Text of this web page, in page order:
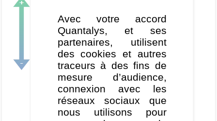
Haussier
Baissier
Avec votre accord
Quantalys, et ses
partenaires, utilisent
des cookies et autres
traceurs à des fins de
mesure d’audience,
connexion avec les
réseaux sociaux que
nous utilisons pour